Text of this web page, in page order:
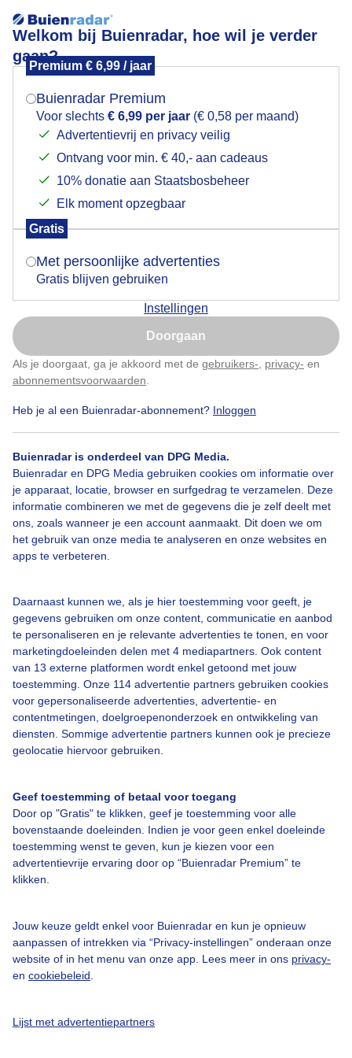
Welkom bij Buienradar, hoe wil je verder
gaan?
Premium € 6,99 / jaar
Buienradar Premium
Voor slechts € 6,99 per jaar (€ 0,58 per maand)
Advertentievrij en privacy veilig
Ontvang voor min. € 40,- aan cadeaus
10% donatie aan Staatsbosbeheer
Elk moment opzegbaar
Gratis
Met persoonlijke advertenties
Gratis blijven gebruiken
Instellingen
Doorgaan
Als je doorgaat, ga je akkoord met de gebruikers- privacy- en
abonnementsvoorwaarden
Heb je al een Buienradar-abonnement? Inloggen
Buienradar is onderdeel van DPG Media.
Buienradar en DPG Media gebruiken cookies om informatie over
je apparaat, locatie, browser en surfgedrag te verzamelen. Deze
informatie combineren we met de gegevens die je zelf deelt met
ons, zoals wanneer je een account aanmaakt. Dit doen we om
het gebruik van onze media te analyseren en onze websites en
apps te verbeteren.
Daarnaast kunnen we, als je hier toestemming voor geeft, je
gegevens gebruiken om onze content, communicatie en aanbod
te personaliseren en je relevante advertenties te tonen, en voor
marketingdoeleinden delen met 4 mediapartners. Ook content
van 13 externe platformen wordt enkel getoond met jouw
toestemming. Onze 114 advertentie partners gebruiken cookies
voor gepersonaliseerde advertenties, advertentie- en
contentmetingen, doelgroepenonderzoek en ontwikkeling van
diensten. Sommige advertentie partners kunnen ook je precieze
geolocatie hiervoor gebruiken.
Geef toestemming of betaal voor toegang
Door op "Gratis" te klikken, geef je toestemming voor alle
bovenstaande doeleinden. Indien je voor geen enkel doeleinde
toestemming wenst te geven, kun je kiezen voor een
advertentievrije ervaring door op “Buienradar Premium” te
klikken.
Jouw keuze geldt enkel voor Buienradar en kun je opnieuw
aanpassen of intrekken via “Privacy-instellingen” onderaan onze
website of in het menu van onze app. Lees meer in ons privacy-
en cookiebeleid
Lijst met advertentiepartners
droogte in de polder
Ook in de polder is het droog, een lekkere bui is zeer
welkom!
Door: Jetty Roedema
Bekijk slideshow
Over Buienradar
Bedrijfsgegevens
Contact
Toegankelijkheid
Gebruikersvoorwaarden
Adverteren
Privacy beleid
Cookie beleid
Privacy instellingen
Mogen we je locatie gebruiken voor het
Indien je hier nog geen akkoord op hebt gegeven,
verschijnt er zo een pop-up uit je browser waarin
Is goed, toon de popup
Nu niet, misschien later
Klik hierom dit aan te passen